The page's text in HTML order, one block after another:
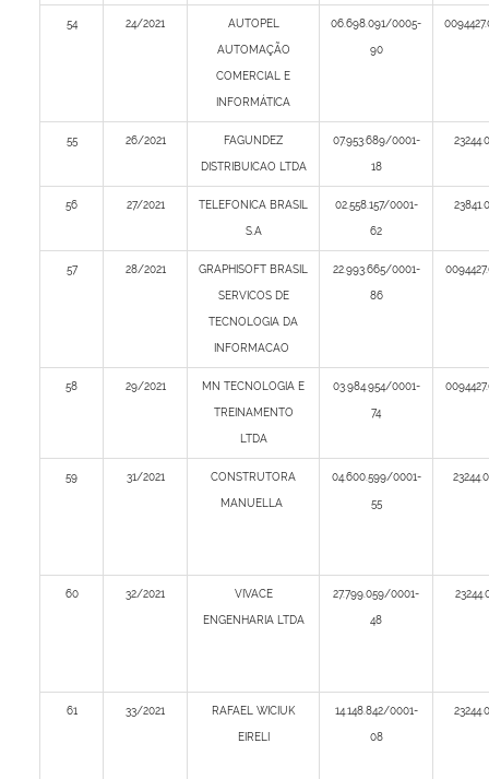
54 24/2021 AUTOPEL
AUTOMAÇÃO
COMERCIAL E
INFORMÁTICA
06.698.091/0005-
90
55 26/2021 FAGUNDEZ
DISTRIBUICAO LTDA
07.953.689/0001-
18
56 27/2021 TELEFONICA BRASIL
S.A
02.558.157/0001-
62
57 28/2021 GRAPHISOFT BRASIL
SERVICOS DE
TECNOLOGIA DA
INFORMACAO
22.993.665/0001-
86
58 29/2021 MN TECNOLOGIA E
TREINAMENTO
LTDA
03.984.954/0001-
74
59 31/2021 CONSTRUTORA
MANUELLA
04.600.599/0001-
55
60 32/2021 VIVACE
ENGENHARIA LTDA
27.799.059/0001-
48
61 33/2021 RAFAEL WICIUK
EIRELI
14.148.842/0001-
08